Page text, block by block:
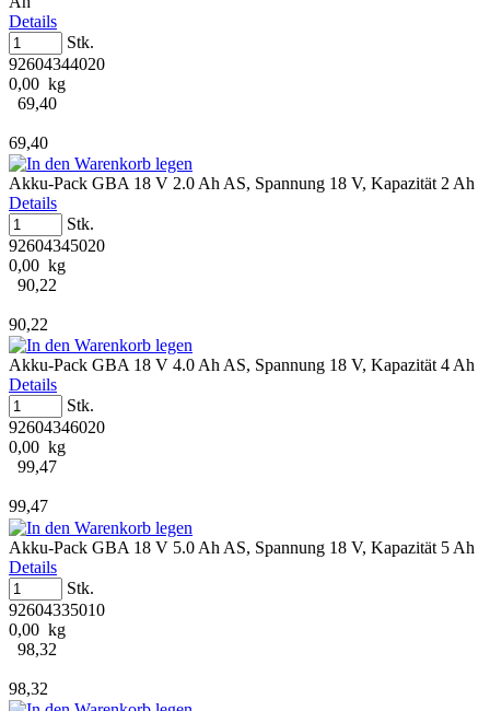
Details
Stk.
92604344020
0,00 kg
69,40
69,40
Akku-Pack GBA 18 V 2.0 Ah AS, Spannung 18 V, Kapazität 2 Ah
Details
Stk.
92604345020
0,00 kg
90,22
90,22
Akku-Pack GBA 18 V 4.0 Ah AS, Spannung 18 V, Kapazität 4 Ah
Details
Stk.
92604346020
0,00 kg
99,47
99,47
Akku-Pack GBA 18 V 5.0 Ah AS, Spannung 18 V, Kapazität 5 Ah
Details
Stk.
92604335010
0,00 kg
98,32
98,32